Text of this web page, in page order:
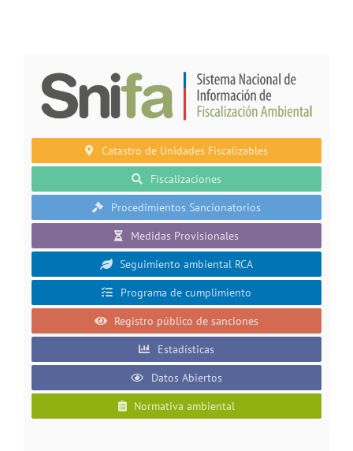
Catastro de Unidades Fiscalizables
Fiscalizaciones
Procedimientos Sancionatorios
Medidas Provisionales
Seguimiento ambiental RCA
Programa de cumplimiento
Registro público de sanciones
Estadísticas
Datos Abiertos
Normativa ambiental